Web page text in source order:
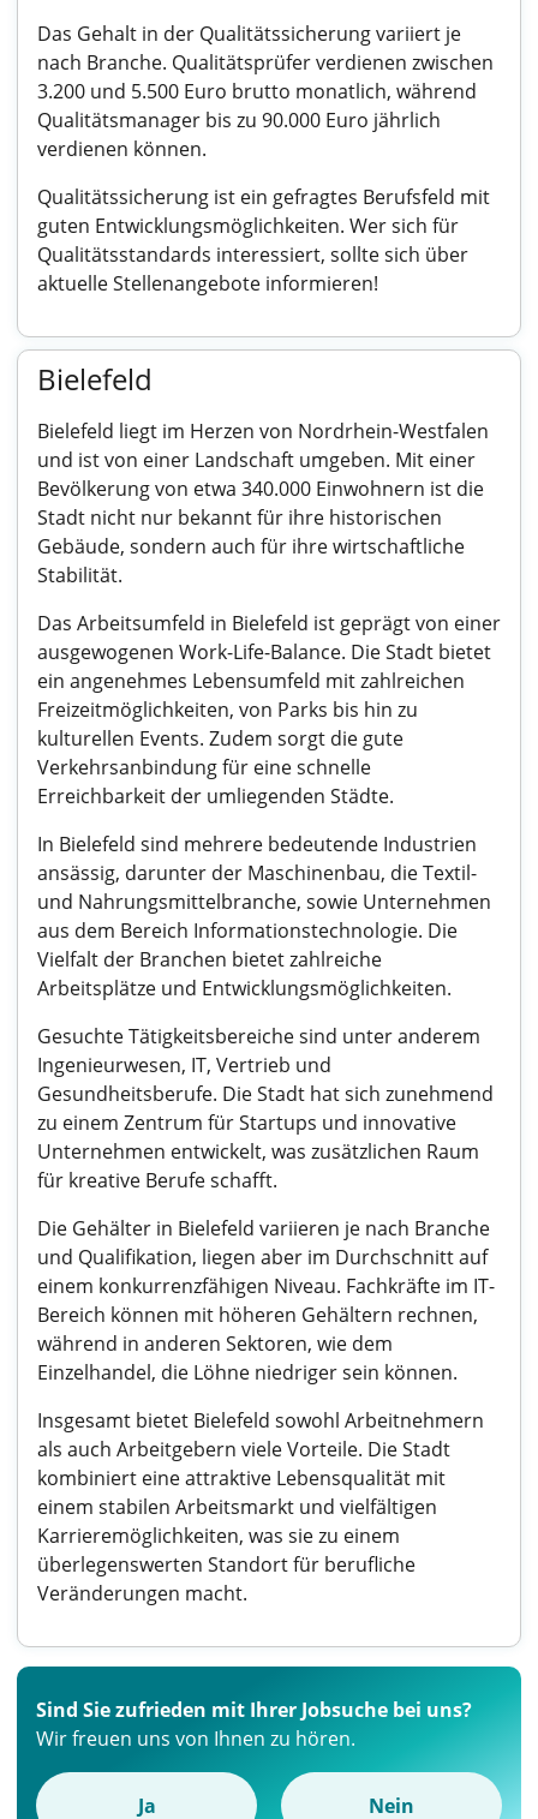
Das Gehalt in der Qualitätssicherung variiert je
nach Branche. Qualitätsprüfer verdienen zwischen
3.200 und 5.500 Euro brutto monatlich, während
Qualitätsmanager bis zu 90.000 Euro jährlich
verdienen können.
Qualitätssicherung ist ein gefragtes Berufsfeld mit
guten Entwicklungsmöglichkeiten. Wer sich für
Qualitätsstandards interessiert, sollte sich über
aktuelle Stellenangebote informieren!
Bielefeld
Bielefeld liegt im Herzen von Nordrhein-Westfalen
und ist von einer Landschaft umgeben. Mit einer
Bevölkerung von etwa 340.000 Einwohnern ist die
Stadt nicht nur bekannt für ihre historischen
Gebäude, sondern auch für ihre wirtschaftliche
Stabilität.
Das Arbeitsumfeld in Bielefeld ist geprägt von einer
ausgewogenen Work-Life-Balance. Die Stadt bietet
ein angenehmes Lebensumfeld mit zahlreichen
Freizeitmöglichkeiten, von Parks bis hin zu
kulturellen Events. Zudem sorgt die gute
Verkehrsanbindung für eine schnelle
Erreichbarkeit der umliegenden Städte.
In Bielefeld sind mehrere bedeutende Industrien
ansässig, darunter der Maschinenbau, die Textil-
und Nahrungsmittelbranche, sowie Unternehmen
aus dem Bereich Informationstechnologie. Die
Vielfalt der Branchen bietet zahlreiche
Arbeitsplätze und Entwicklungsmöglichkeiten.
Gesuchte Tätigkeitsbereiche sind unter anderem
Ingenieurwesen, IT, Vertrieb und
Gesundheitsberufe. Die Stadt hat sich zunehmend
zu einem Zentrum für Startups und innovative
Unternehmen entwickelt, was zusätzlichen Raum
für kreative Berufe schafft.
Die Gehälter in Bielefeld variieren je nach Branche
und Qualifikation, liegen aber im Durchschnitt auf
einem konkurrenzfähigen Niveau. Fachkräfte im IT-
Bereich können mit höheren Gehältern rechnen,
während in anderen Sektoren, wie dem
Einzelhandel, die Löhne niedriger sein können.
Insgesamt bietet Bielefeld sowohl Arbeitnehmern
als auch Arbeitgebern viele Vorteile. Die Stadt
kombiniert eine attraktive Lebensqualität mit
einem stabilen Arbeitsmarkt und vielfältigen
Karrieremöglichkeiten, was sie zu einem
überlegenswerten Standort für berufliche
Veränderungen macht.
Sind Sie zufrieden mit Ihrer Jobsuche bei uns?
Wir freuen uns von Ihnen zu hören.
Ja Nein